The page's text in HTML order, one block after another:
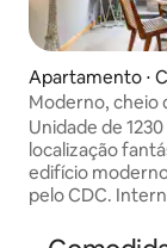
Apartamento ⋅
éxico
Moderno, cheio
Condesa c/
Unidade de
localização
edifício
pelo CDC.
literalmente a